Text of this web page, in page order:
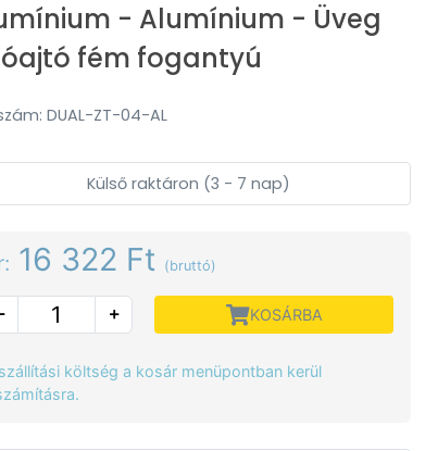
- Alumínium - Üveg
fém fogantyú
DUAL-ZT-04-AL
Külső raktáron (3 - 7 nap)
16 322 Ft (bruttó)
KOSÁRBA
költség a kosár menüpontban kerül